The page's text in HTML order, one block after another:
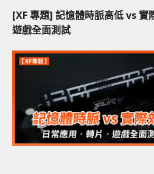
[XF 專題] 記憶體時脈高低 vs
遊戲全面測試